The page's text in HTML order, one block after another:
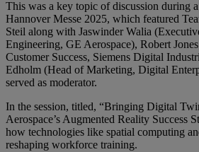
This was a key topic of discussion during a
Hannover Messe 2025, which featured
Steil along with Jaswinder Walia
Engineering, GE Aerospace), Robert
Customer Success, Siemens Digital
Edholm (Head of Marketing, Digital
served as moderator.
In the session, titled, “Bringing Digital
Aerospace’s Augmented Reality Success
how technologies like spatial computing
reshaping workforce training.